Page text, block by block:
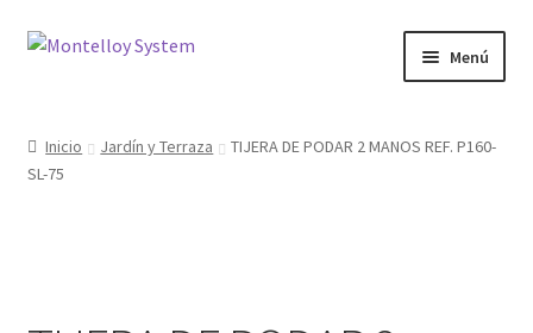
Ir
Ir
Menú
Ferretería
Inicio Jardín y Terraza
TIJERA DE PODAR 2 MANOS REF. P160-
SL-75